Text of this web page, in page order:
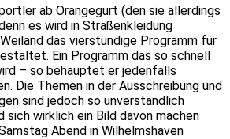
ab Orangegurt (den sie allerdings
es wird in Straßenkleidung
das vierstündige Programm für
Ein Programm das so schnell
– so behauptet er jedenfalls
Die Themen in der Ausschreibung und
sind jedoch so unverständlich
sich wirklich ein Bild davon machen
Abend in Wilhelmshaven